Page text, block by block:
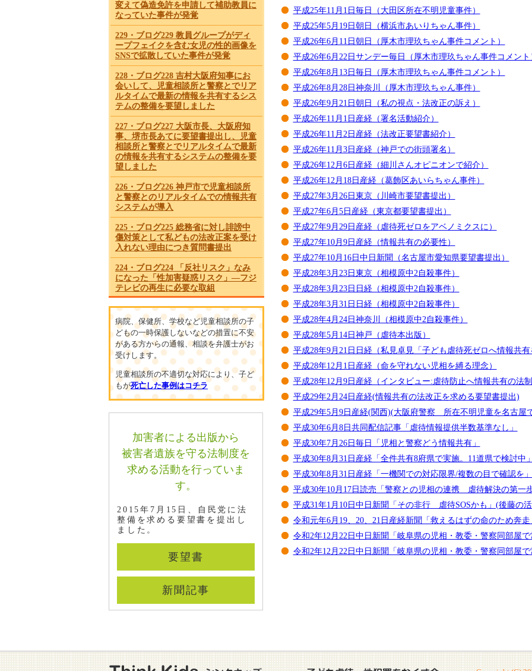
変えて偽造免許を申請して補助教員に
なっていた事件が発覚
229・ブログ229 教員グループがディ
ープフェイクを含む女児の性的画像を
SNSで拡散していた事件が発覚
228・ブログ228 吉村大阪府知事にお
会いして、児童相談所と警察とでリア
ルタイムで最新の情報を共有するシス
テムの整備を要望しました
227・ブログ227 大阪市長、大阪府知
事、堺市長あてに要望書提出し、児童
相談所と警察とでリアルタイムで最新
の情報を共有するシステムの整備を要
望しました
226・ブログ226 神戸市で児童相談所
と警察とのリアルタイムでの情報共有
システムが導入
225・ブログ225 総務省に対し誹謗中
傷対策として私どもの法改正案を受け
入れない理由につき質問書提出
224・ブログ224 「反社リスク」なみ
になった「性加害疑惑リスク」―フジ
テレビの再生に必要な取組
223・ブログ223 国は直ちにSNSによる
誹謗中傷防止のため有効な法整備を
222・ブログ222 緊急に必要なテレビ
局における自社女性社員を守るための
施策とSNSによる誹謗中傷防止対策
221・ブログ221 兵庫県で児童相談所
と警察がリアルタイムで虐待情報を共
有するシステムの運用が開始されまし
220・ブログ220 東京都で児童相談所
と警察とのリアルタイムでの情報共有
システムが来年度から運用されること
になりました
219・ブログ219 愛知県で児童相談所
と警察とのリアルタイムでの情報共有
なりました
218・ブログ218 愛知県の大村知事と
の再発防止のため児童相談所と警察と
のリアルタイムでの情報共有システム
の整備を要望しました
217・ブログ217 共同親権導入に際し
判断できる体制」の整備が是非とも必
進、さらなる改善求め要望書提出
病院、保健所、学校など児童相談所の子
どもの一時保護しないなどの措置に不安
がある方からの通報、相談を弁護士がお
受けします。
児童相談所の不適切な対応により、子ど
もが死亡した事例はコチラ
加害者による出版から
被害者遺族を守る法制度を
求める活動を行っていま
す。
2015年7月15日、自民党に法
整備を求める要望書を提出し
ました。
要望書
新聞記事
平成25年11月1日毎日（大田区所在不明児童事件）
平成25年5月19日朝日（横浜市あいりちゃん事件）
平成26年6月11日朝日（厚木市理玖ちゃん事件コメント）
平成26年6月22日サンデー毎日（厚木市理玖ちゃん事件コメント
平成26年8月13日毎日（厚木市理玖ちゃん事件コメント）
平成26年8月28日神奈川（厚木市理玖ちゃん事件）
平成26年9月21日朝日（私の視点・法改正の訴え）
平成26年11月1日産経（署名活動紹介）
平成26年11月2日産経（法改正要望書紹介）
平成26年11月3日産経（神戸での街頭署名）
平成26年12月6日産経（細川さんオピニオンで紹介）
平成26年12月18日産経（葛飾区あいらちゃん事件）
平成27年3月26日東京（川崎市要望書提出）
平成27年6月5日産経（東京都要望書提出）
平成27年9月29日産経（虐待死ゼロをアベノミクスに）
平成27年10月9日産経（情報共有の必要性）
平成27年10月16日中日新聞（名古屋市愛知県要望書提出）
平成28年3月23日東京（相模原中2自殺事件）
平成28年3月23日日経（相模原中2自殺事件）
平成28年3月31日日経（相模原中2自殺事件）
平成28年4月24日神奈川（相模原中2自殺事件）
平成28年5月14日神戸（虐待本出版）
平成28年9月21日日経（私見卓見「子ども虐待死ゼロへ情報共有
平成28年12月1日産経（命を守れない児相を縛る理念）
平成28年12月9日産経（インタビュー:虐待防止へ情報共有の法制
平成29年2月24日産経(情報共有の法改正を求める要望書提出)
平成29年5月9日産経(関西)(大阪府警察 所在不明児童を名古屋
平成30年6月8日共同配信記事「虐待情報提供半数基準なし」
平成30年7月26日毎日「児相と警察どう情報共有」
平成30年8月31日産経「全件共有8府県で実施。11道県で検討中」
平成30年8月31日産経「一機関での対応限界/複数の目で確認を
平成30年10月17日読売「警察との児相の連携 虐待解決の第一
平成31年1月10日中日新聞「その非行 虐待SOSかも」(後藤の
令和元年6月19、20、21日産経新聞「救えるはずの命のため奔
令和2年12月22日中日新聞「岐阜県の児相・教委・警察同部屋
令和2年12月22日中日新聞「岐阜県の児相・教委・警察同部屋